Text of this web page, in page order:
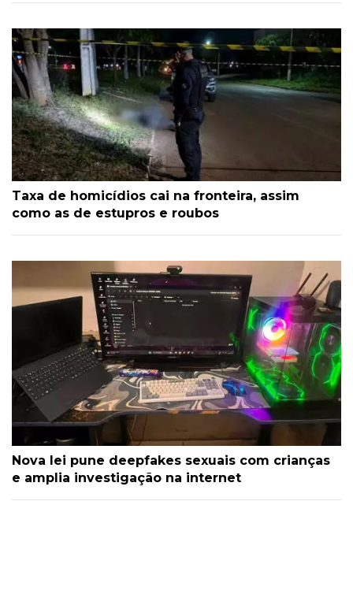
Taxa de homicídios cai na fronteira, assim
como as de estupros e roubos
Nova lei pune deepfakes sexuais com crianças
e amplia investigação na internet